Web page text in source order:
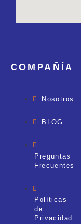
COMPAÑÍA
Nosotros
BLOG
Preguntas
Frecuentes
Políticas
de
Privacidad